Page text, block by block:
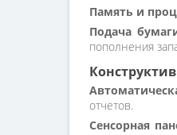
Память и
Подача
пополнения
отчетов.
Сенсорная